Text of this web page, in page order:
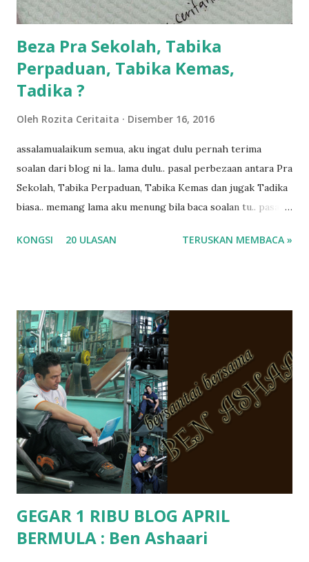
ba...
Beza Pra Sekolah, Tabika
Perpaduan, Tabika Kemas,
Tadika ?
Oleh Rozita Ceritaita Disember 16, 2016
assalamualaikum semua, aku ingat dulu pernah terima
soalan dari blog ni la.. lama dulu.. pasal perbezaan antara Pra
Sekolah, Tabika Perpaduan, Tabika Kemas dan jugak Tadika
biasa.. memang lama aku menung bila baca soalan tu.. pasal
ko.. masa tu aku baru je ada anak sorang dan aku hentam je
tanya sapa-sapa pun masa tu.. bila fikir-fikirkan balik terasa
jugak masa alahai teruknya kami sebagai ibubapa.. dan kami
terasa jugak semakin teruk bila abg long dah masuk 2 tahun
kat salah satu tadika swasta ni.. tapi nampaknya kenal huruf
pun tak tau.. pengsan aku bila ingat balik.. aku mula fikir
mungkin sebab abg long sendiri jenis budak yang ada
masalah dyslexia.. tapi minor la.. nanti la aku cerita pasal
dyslexia tu.. lepas tu kami buat keputusan pu...
KONGSI 20 ULASAN TERUSKAN MEMBACA »
GEGAR 1 RIBU BLOG APRIL
BERMULA : Ben Ashaari